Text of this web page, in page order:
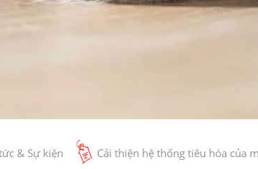
& Sự kiện Cải thiện hệ thống tiêu hóa của